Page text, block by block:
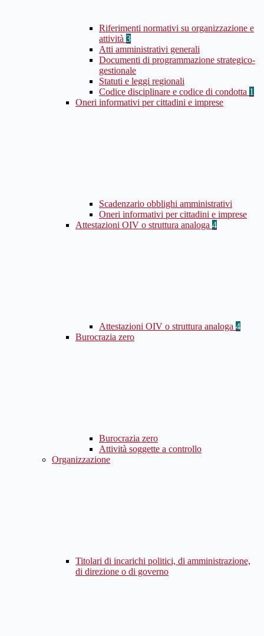
Riferimenti normativi su organizzazione e
attività 3
Atti amministrativi generali
Documenti di programmazione strategico-
gestionale
Statuti e leggi regionali
Codice disciplinare e codice di condotta 1
Oneri informativi per cittadini e imprese
Scadenzario obblighi amministrativi
Oneri informativi per cittadini e imprese
Attestazioni OIV o struttura analoga 4
Attestazioni OIV o struttura analoga 4
Burocrazia zero
Burocrazia zero
Attività soggette a controllo
Organizzazione
Titolari di incarichi politici, di amministrazione,
di direzione o di governo